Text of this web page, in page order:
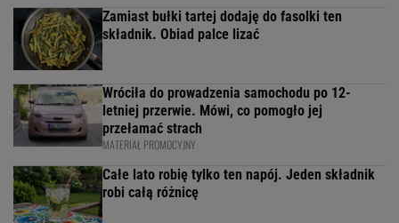
Zamiast bułki tartej dodaję do fasolki ten
składnik. Obiad palce lizać
Wróciła do prowadzenia samochodu po 12-
letniej przerwie. Mówi, co pomogło jej
przełamać strach
MATERIAŁ PROMOCYJNY
Całe lato robię tylko ten napój. Jeden składnik
robi całą różnicę